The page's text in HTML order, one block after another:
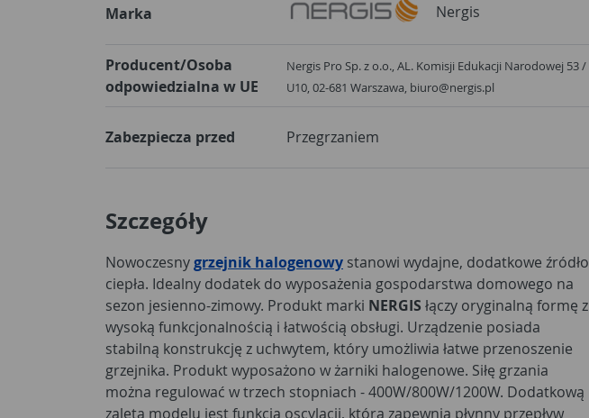
Marka Nergis
Producent/Osoba
odpowiedzialna w UE
Nergis Pro Sp. z o.o., AL. Komisji Edukacji Narodowej 53 /
U10, 02-681 Warszawa, biuro@nergis.pl
Zabezpiecza przed Przegrzaniem
Szczegóły
Nowoczesnygrzejnik halogenowy stanowi wydajne, dodatkowe źródło
ciepła. Idealny dodatek do wyposażenia gospodarstwa domowego na
sezon jesienno-zimowy. Produkt marki NERGIS łączy oryginalną formę z
wysoką funkcjonalnością i łatwością obsługi. Urządzenie posiada
stabilną konstrukcję z uchwytem, który umożliwia łatwe przenoszenie
grzejnika. Produkt wyposażono w żarniki halogenowe. Siłę grzania
można regulować w trzech stopniach - 400W/800W/1200W. Dodatkową
zaletą modelu jest funkcja oscylacji, która zapewnia płynny przepływ